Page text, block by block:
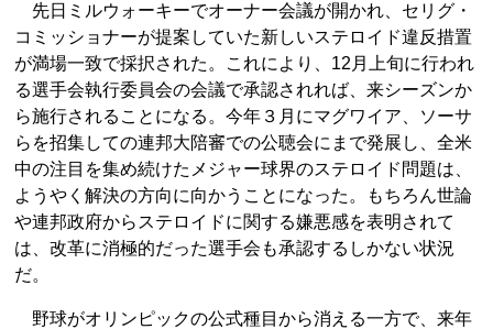
先日ミルウォーキーでオーナー会議が開かれ、セリグ・
コミッショナーが提案していた新しいステロイド違反措置
が満場一致で採択された。これにより、12月上旬に行われ
る選手会執行委員会の会議で承認されれば、来シーズンか
ら施行されることになる。今年３月にマグワイア、ソーサ
らを招集しての連邦大陪審での公聴会にまで発展し、全米
中の注目を集め続けたメジャー球界のステロイド問題は、
ようやく解決の方向に向かうことになった。もちろん世論
や連邦政府からステロイドに関する嫌悪感を表明されて
は、改革に消極的だった選手会も承認するしかない状況
だ。
野球がオリンピックの公式種目から消える一方で、来年